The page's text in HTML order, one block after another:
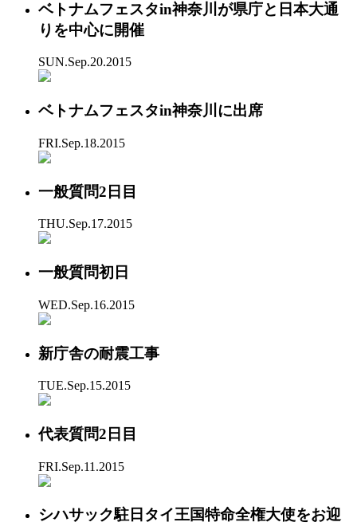
ベトナムフェスタin神奈川が県庁と日本大通
りを中心に開催
SUN.Sep.20.2015
ベトナムフェスタin神奈川に出席
FRI.Sep.18.2015
一般質問2日目
THU.Sep.17.2015
一般質問初日
WED.Sep.16.2015
新庁舎の耐震工事
TUE.Sep.15.2015
代表質問2日目
FRI.Sep.11.2015
シハサック駐日タイ王国特命全権大使をお迎